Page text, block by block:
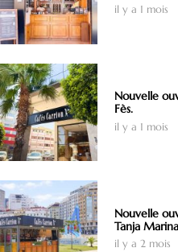
il y a 1 mois
Nouvelle
Fès.
il y a 1 mois
Nouvelle
Tanja
il y a 2 mois